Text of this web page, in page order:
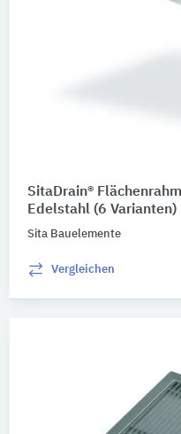
SitaDrain®
Edelstahl (6 Varianten)
Sita Bauelemente
Vergleichen